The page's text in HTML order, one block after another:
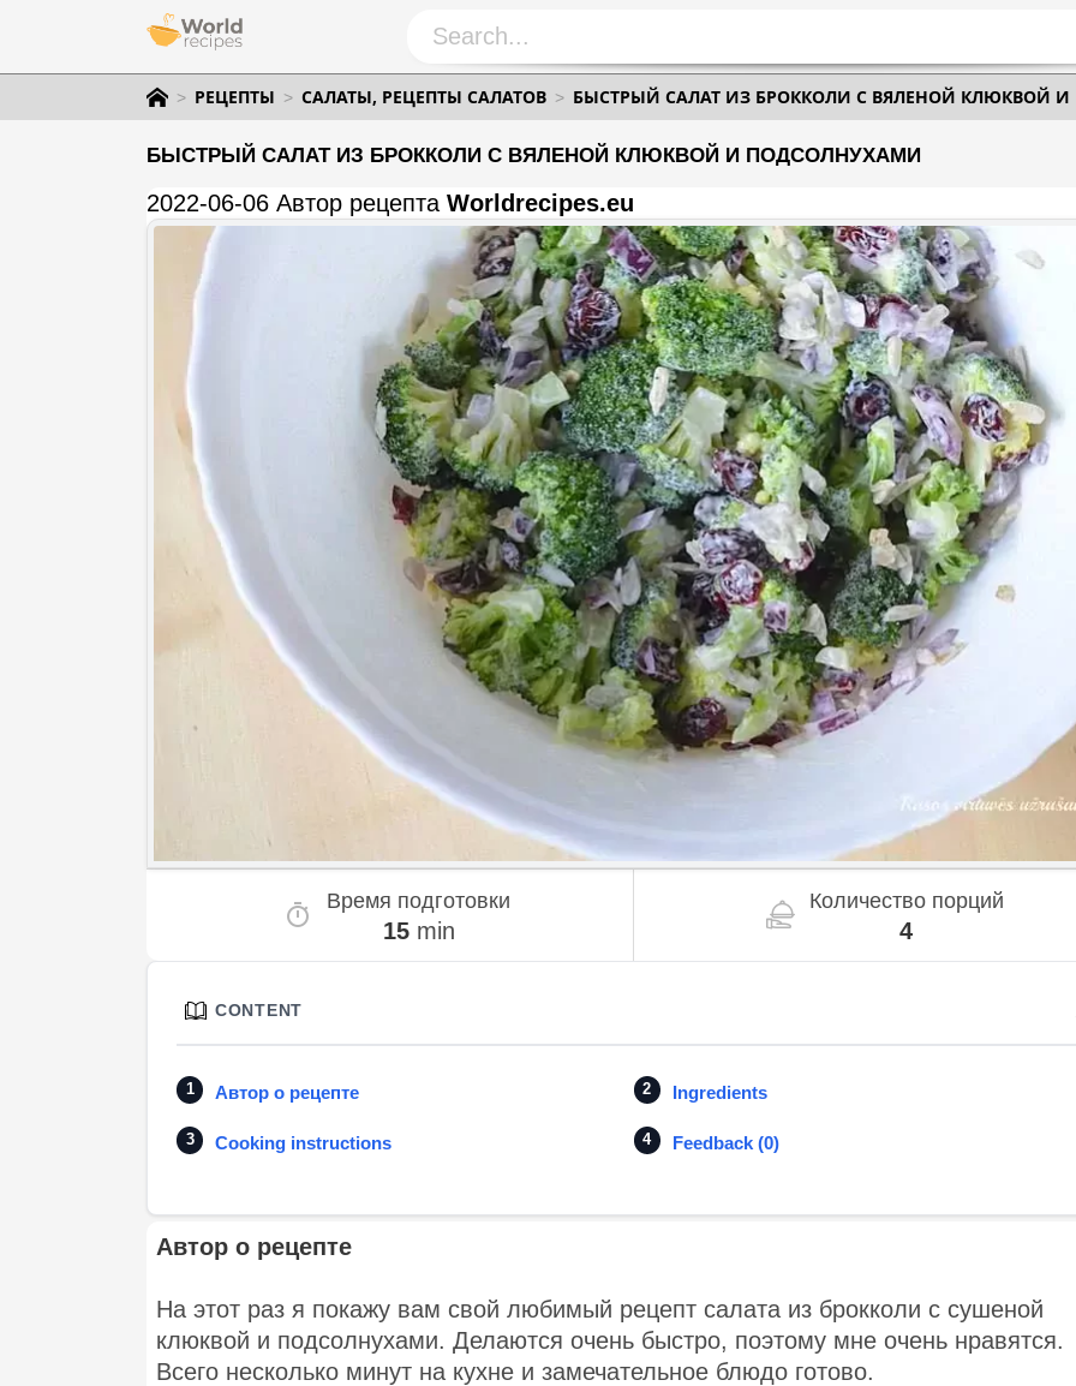
РЕЦЕПТЫ САЛАТЫ, РЕЦЕПТЫ САЛАТОВ БЫСТРЫЙ САЛАТ ИЗ БРОККОЛИ С ВЯЛЕНОЙ КЛЮКВОЙ
БЫСТРЫЙ САЛАТ ИЗ БРОККОЛИ С ВЯЛЕНОЙ КЛЮКВОЙ И ПОДСОЛНУХАМИ
2022-06-06 Автор рецепта Worldrecipes.eu
Время подготовки
15min
Количество порций
4
CONTENT
Автор о рецепте Ingredients
Cooking instructions Feedback (0)
Автор о рецепте
На этот раз я покажу вам свой любимый рецепт салата из брокколи с сушеной
клюквой и подсолнухами. Делаются очень быстро, поэтому мне очень нравятся.
Всего несколько минут на кухне и замечательное блюдо готово.